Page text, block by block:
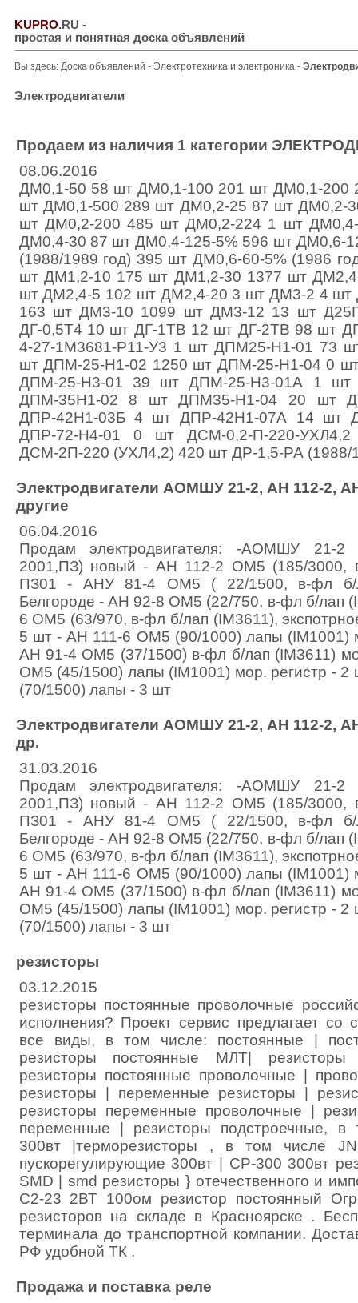
KUPRO.RU -
простая и понятная доска объявлений
Вы здесь: Доска объявлений - Электротехника и электроника -
Электродвигатели
Продаем из наличия 1 категории
08.06.2016
ДМ0,1-50 58 шт ДМ0,1-100 201 шт ДМ0,1-200
шт ДМ0,1-500 289 шт ДМ0,2-25 87 шт ДМ0,2-
шт ДМ0,2-200 485 шт ДМ0,2-224 1 шт
ДМ0,4-30 87 шт ДМ0,4-125-5% 596 шт ДМ0,6-
(1988/1989 год) 395 шт ДМ0,6-60-5% (1986
шт ДМ1,2-10 175 шт ДМ1,2-30 1377 шт
шт ДМ2,4-5 102 шт ДМ2,4-20 3 шт ДМ3-2 4
163 шт ДМ3-10 1099 шт ДМ3-12 13 шт
ДГ-0,5Т4 10 шт ДГ-1ТВ 12 шт ДГ-2ТВ 98 шт
4-27-1М3681-Р11-У3 1 шт ДПМ25-Н1-01 73
шт ДПМ-25-Н1-02 1250 шт ДПМ-25-Н1-04 0
ДПМ-25-Н3-01 39 шт ДПМ-25-Н3-01А 1
ДПМ-35Н1-02 8 шт ДПМ35-Н1-04 20 шт
ДПР-42Н1-03Б 4 шт ДПР-42Н1-07А 14 шт
ДПР-72-Н4-01 0 шт ДСМ-0,2-П-220-
ДСМ-2П-220 (УХЛ4,2) 420 шт ДР-1,5-РА (1988/
Электродвигатели АОМШУ 21-2, АН 112-2,
другие
06.04.2016
Продам электродвигателя: -АОМШУ 21-
2001,ПЗ) новый - АН 112-2 ОМ5 (185/3000,
ПЗ01 - АНУ 81-4 ОМ5 ( 22/1500, в-фл б/
Белгороде - АН 92-8 ОМ5 (22/750, в-фл б/лап
6 ОМ5 (63/970, в-фл б/лап (IM3611),
5 шт - АН 111-6 ОМ5 (90/1000) лапы (IM1001)
АН 91-4 ОМ5 (37/1500) в-фл б/лап (IM3611)
ОМ5 (45/1500) лапы (IM1001) мор. регистр -
(70/1500) лапы - 3 шт
Электродвигатели АОМШУ 21-2, АН 112-2,
др.
31.03.2016
Продам электродвигателя: -АОМШУ 21-
2001,ПЗ) новый - АН 112-2 ОМ5 (185/3000,
ПЗ01 - АНУ 81-4 ОМ5 ( 22/1500, в-фл б/
Белгороде - АН 92-8 ОМ5 (22/750, в-фл б/лап
6 ОМ5 (63/970, в-фл б/лап (IM3611),
5 шт - АН 111-6 ОМ5 (90/1000) лапы (IM1001)
АН 91-4 ОМ5 (37/1500) в-фл б/лап (IM3611)
ОМ5 (45/1500) лапы (IM1001) мор. регистр -
(70/1500) лапы - 3 шт
резисторы
03.12.2015
резисторы постоянные проволочные
исполнения? Проект сервис предлагает
все виды, в том числе: постоянные |
резисторы постоянные МЛТ|
резисторы постоянные проволочные |
резисторы | переменные резисторы |
резисторы переменные проволочные |
переменные | резисторы подстроечные,
300вт |терморезисторы , в том числе
пускорегулирующие 300вт | СР-300 300вт
SMD | smd резисторы } отечественного и
С2-23 2ВТ 100ом резистор постоянный
резисторов на складе в Красноярске .
терминала до транспортной компании.
РФ удобной ТК .
Продажа и поставка реле